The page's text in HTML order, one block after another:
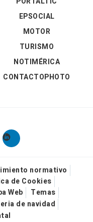
EPSOCIAL
MOTOR
TURISMO
NOTIMÉRICA
CONTACTOPHOTO
normativo
de Cookies
Web
Temas
de navidad